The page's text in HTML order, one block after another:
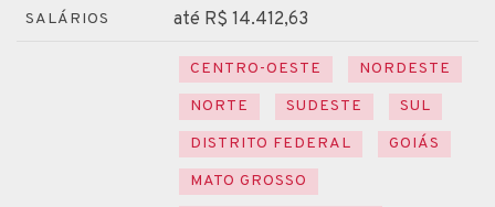
SALÁRIOS até R$ 14.412,63
CENTRO-OESTE
NORDESTE
NORTE
SUDESTE
SUL
DISTRITO FEDERAL
GOIÁS
MATO GROSSO